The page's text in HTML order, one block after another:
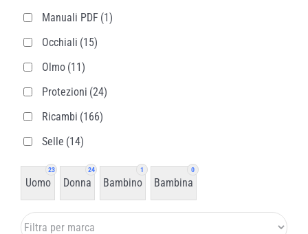
Manuali PDF (1)
Occhiali (15)
Olmo (11)
Protezioni (24)
Ricambi (166)
Selle (14)
23
Uomo
24
Donna
1
Bambino
0
Bambina